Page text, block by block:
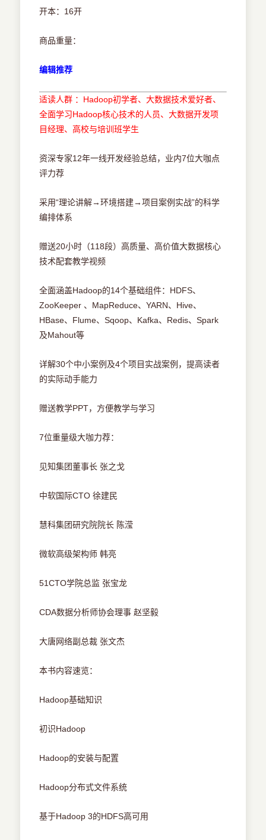
开本：16开
商品重量：
编辑推荐
适读人群 ：Hadoop初学者、大数据技术爱好者、
全面学习Hadoop核心技术的人员、大数据开发项
目经理、高校与培训班学生
资深专家12年一线开发经验总结，业内7位大咖点
评力荐
采用“理论讲解→环境搭建→项目案例实战”的科学
编排体系
赠送20小时（118段）高质量、高价值大数据核心
技术配套教学视频
全面涵盖Hadoop的14个基础组件：HDFS、
ZooKeeper 、MapReduce、YARN、Hive、
HBase、Flume、Sqoop、Kafka、Redis、Spark
及Mahout等
详解30个中小案例及4个项目实战案例，提高读者
的实际动手能力
赠送教学PPT，方便教学与学习
7位重量级大咖力荐：
见知集团董事长 张之戈
中软国际CTO 徐建民
慧科集团研究院院长 陈滢
微软高级架构师 韩亮
51CTO学院总监 张宝龙
CDA数据分析师协会理事 赵坚毅
大唐网络副总裁 张文杰
本书内容速览：
Hadoop基础知识
初识Hadoop
Hadoop的安装与配置
Hadoop分布式文件系统
基于Hadoop 3的HDFS高可用